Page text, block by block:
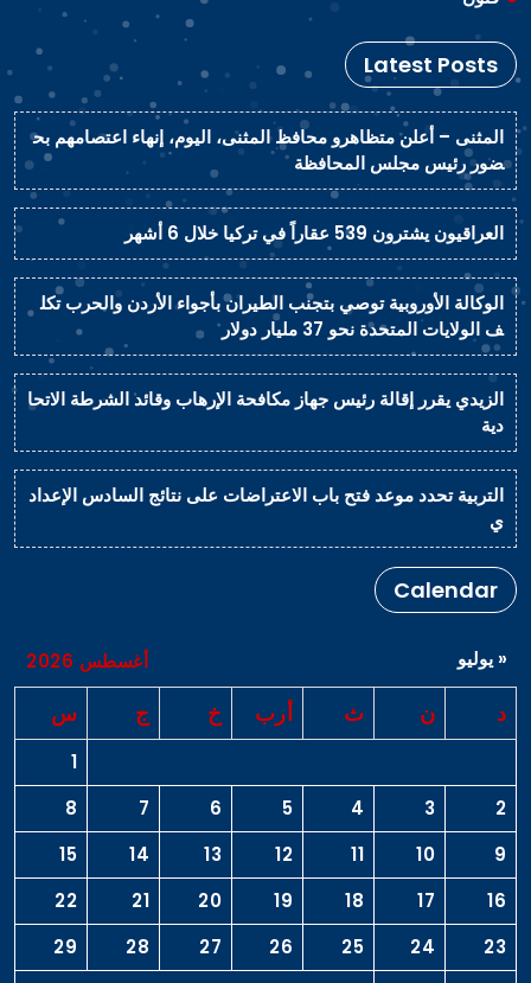
Latest Posts
المثنى – أعلن متظاهرو محافظ المثنى، اليوم، إنهاء اعتصامهم بح
ضور رئيس مجلس المحافظة
العراقيون يشترون 539 عقاراً في تركيا خلال 6 أشهر
الوكالة الأوروبية توصي بتجنب الطيران بأجواء الأردن والحرب تكل
ف الولايات المتحدة نحو 37 مليار دولار
الزيدي يقرر إقالة رئيس جهاز مكافحة الإرهاب وقائد الشرطة الاتحا
دية
التربية تحدد موعد فتح باب الاعتراضات على نتائج السادس الإعداد
ي
Calendar
أغسطس 2026
د ن ث أرب خ ج س
1
2
3
4
5
6
7
8
9
10
11
12
13
14
15
16
17
18
19
20
21
22
23
24
25
26
27
28
29
« يوليو